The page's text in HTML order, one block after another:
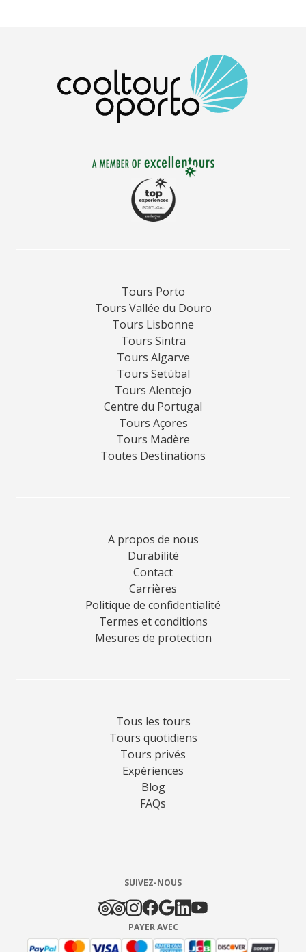
Tours Porto
Tours Vallée du Douro
Tours Lisbonne
Tours Sintra
Tours Algarve
Tours Setúbal
Tours Alentejo
Centre du Portugal
Tours Açores
Tours Madère
Toutes Destinations
A propos de nous
Durabilité
Contact
Carrières
Politique de confidentialité
Termes et conditions
Mesures de protection
Tous les tours
Tours quotidiens
Tours privés
Expériences
Blog
FAQs
SUIVEZ-NOUS
PAYER AVEC